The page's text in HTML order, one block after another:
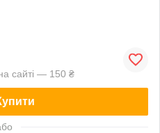
сайті — 150 ₴